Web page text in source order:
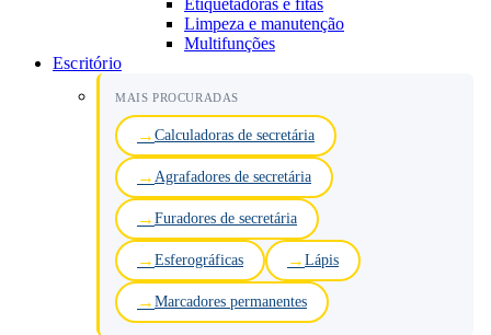
Etiquetadoras e fitas
Limpeza e manutenção
Multifunções
Escritório
MAIS PROCURADAS
Calculadoras de secretária
Agrafadores de secretária
Furadores de secretária
Esferográficas Lápis
Marcadores permanentes